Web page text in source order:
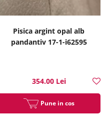
Pisica argint opal alb
pandantiv 17-1-i62595
354.00 Lei
Pune in cos